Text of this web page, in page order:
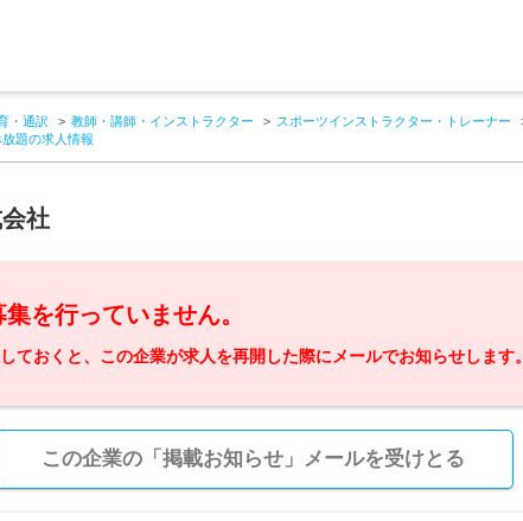
・通訳 教師・講師・インストラクター スポーツインストラクター・トレーナー
題の求人情報
会社
を行っていません。
ておくと、この企業が求人を再開した際にメールでお知らせします。
この企業の「掲載お知らせ」メールを受けとる